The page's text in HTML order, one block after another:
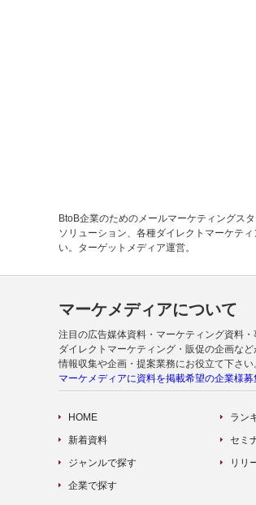
BtoB企業のためのメールマーケティングス
ソリューション、各種ダイレクトマーケテ
い。ターゲットメディア運営。
マーケメディアについて
注目の広告媒体資料・マーケティング資料
ダイレクトマーケティング・販促の企画な
情報収集や企画・提案業務にお役立て下さい
マーケメディアに資料を掲載希望の企業様募
HOME
新着資料
ジャンルで探す
企業で探す
ラン
セミ
リリ